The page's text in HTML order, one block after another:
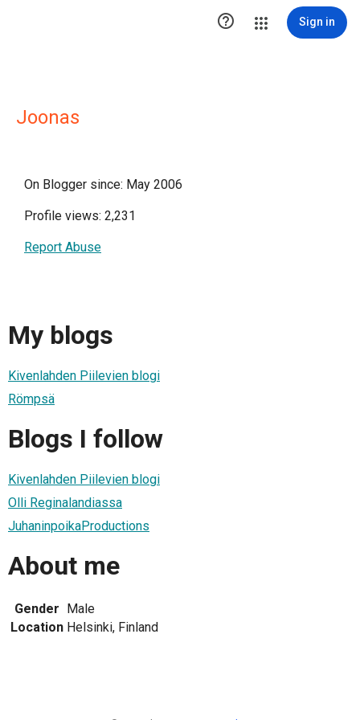
 Sign in
Joonas
On Blogger since: May 2006
Profile views: 2,231
Report Abuse
My blogs
Kivenlahden Piilevien blogi
Römpsä
Blogs I follow
Kivenlahden Piilevien blogi
Olli Reginalandiassa
JuhaninpoikaProductions
About me
Gender Male
Location Helsinki, Finland